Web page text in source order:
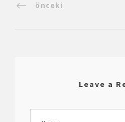
önceki
Leave a